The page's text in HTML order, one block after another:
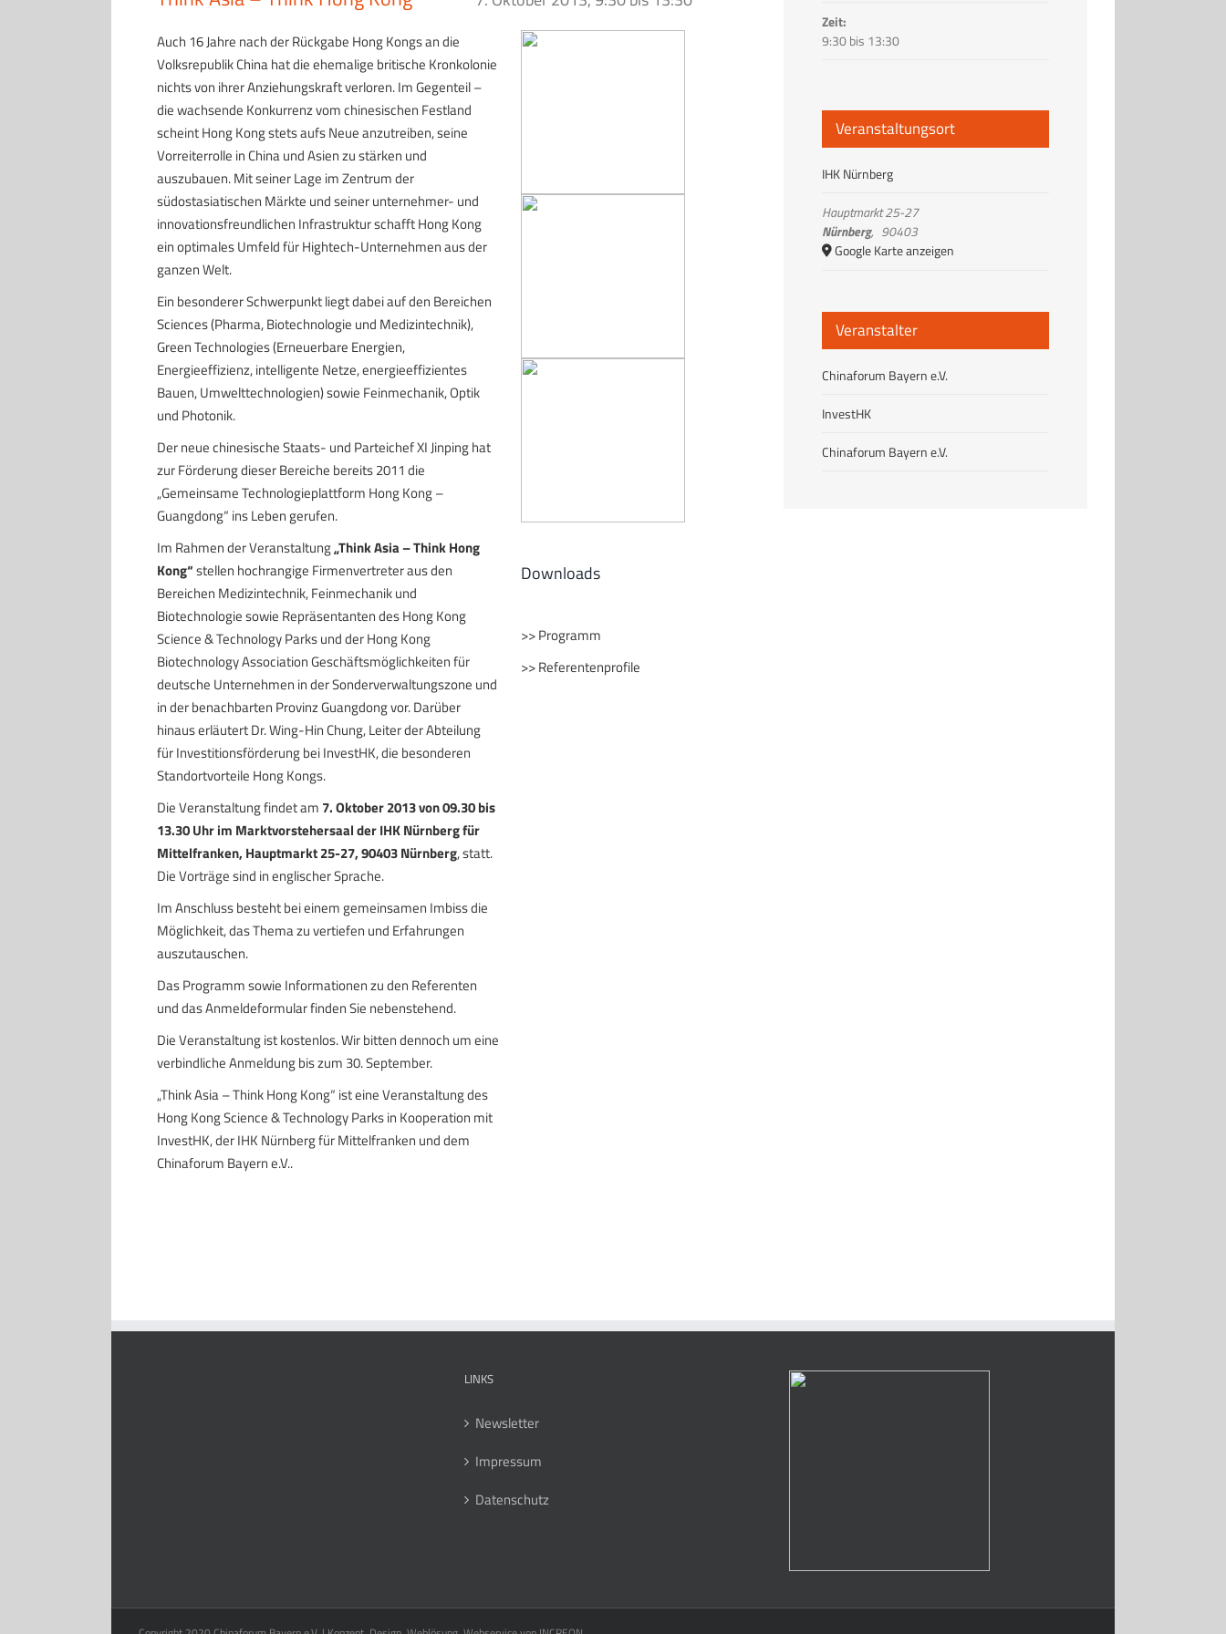
Auch 16 Jahre nach der Rückgabe Hong Kongs an die
Volksrepublik China hat die ehemalige britische Kronkolonie
nichts von ihrer Anziehungskraft verloren. Im Gegenteil –
die wachsende Konkurrenz vom chinesischen Festland
scheint Hong Kong stets aufs Neue anzutreiben, seine
Vorreiterrolle in China und Asien zu stärken und
auszubauen. Mit seiner Lage im Zentrum der
südostasiatischen Märkte und seiner unternehmer- und
innovationsfreundlichen Infrastruktur schafft Hong Kong
ein optimales Umfeld für Hightech-Unternehmen aus der
ganzen Welt.
Ein besonderer Schwerpunkt liegt dabei auf den Bereichen
Sciences (Pharma, Biotechnologie und Medizintechnik),
Green Technologies (Erneuerbare Energien,
Energieeffizienz, intelligente Netze, energieeffizientes
Bauen, Umwelttechnologien) sowie Feinmechanik, Optik
und Photonik.
Der neue chinesische Staats- und Parteichef XI Jinping hat
zur Förderung dieser Bereiche bereits 2011 die
„Gemeinsame Technologieplattform Hong Kong –
Guangdong“ ins Leben gerufen.
Im Rahmen der Veranstaltung„Think Asia – Think Hong
Kong“stellen hochrangige Firmenvertreter aus den
Bereichen Medizintechnik, Feinmechanik und
Biotechnologie sowie Repräsentanten des Hong Kong
Science & Technology Parks und der Hong Kong
Biotechnology Association Geschäftsmöglichkeiten für
deutsche Unternehmen in der Sonderverwaltungszone und
in der benachbarten Provinz Guangdong vor. Darüber
hinaus erläutert Dr. Wing-Hin Chung, Leiter der Abteilung
für Investitionsförderung bei InvestHK, die besonderen
Standortvorteile Hong Kongs.
Die Veranstaltung findet am 7. Oktober 2013 von 09.30 bis
13.30 Uhr im Marktvorstehersaal der IHK Nürnberg für
Mittelfranken, Hauptmarkt 25-27, 90403 Nürnberg, statt.
Die Vorträge sind in englischer Sprache.
Im Anschluss besteht bei einem gemeinsamen Imbiss die
Möglichkeit, das Thema zu vertiefen und Erfahrungen
auszutauschen.
Das Programm sowie Informationen zu den Referenten
und das Anmeldeformular finden Sie nebenstehend.
Die Veranstaltung ist kostenlos. Wir bitten dennoch um eine
verbindliche Anmeldung bis zum 30. September.
„Think Asia – Think Hong Kong“ ist eine Veranstaltung des
Hong Kong Science & Technology Parks in Kooperation mit
InvestHK, der IHK Nürnberg für Mittelfranken und dem
Chinaforum Bayern e.V..
Downloads
>>Programm
>>Referentenprofile
Zeit:
9:30 bis 13:30
Veranstaltungsort
IHK Nürnberg
Hauptmarkt 25-27
Nürnberg, 90403
Google Karte anzeigen
Veranstalter
Chinaforum Bayern e.V.
InvestHK
Chinaforum Bayern e.V.
LINKS
Newsletter
Impressum
Datenschutz